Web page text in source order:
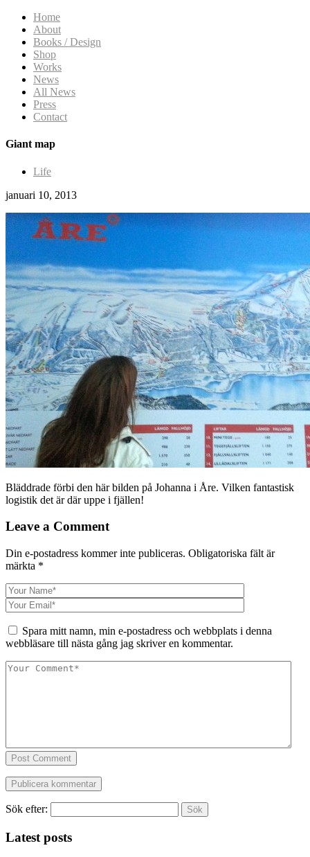
Home
About
Books / Design
Shop
Works
News
All News
Press
Contact
Giant map
Life
januari 10, 2013
Bläddrade förbi den här bilden på Johanna i Åre. Vilken fantastisk
logistik det är där uppe i fjällen!
Leave a Comment
Din e-postadress kommer inte publiceras. Obligatoriska fält är
märkta *
Spara mitt namn, min e-postadress och webbplats i denna
webbläsare till nästa gång jag skriver en kommentar.
Post Comment
Sök efter:
Latest posts